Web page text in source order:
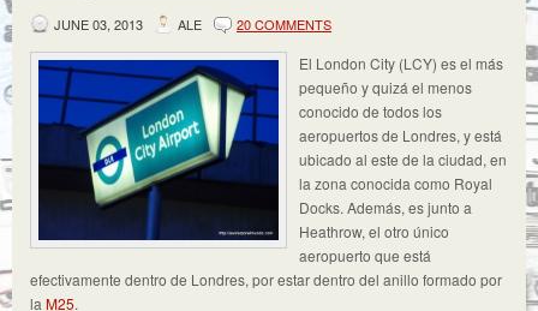
JUNE 03, 2013
ALE 20 COMMENTS
El London City (LCY) es el más
pequeño y quizá el menos
conocido de todos los
aeropuertos de Londres, y está
ubicado al este de la ciudad, en
la zona conocida como Royal
Docks. Además, es junto a
Heathrow, el otro único
aeropuerto que está
efectivamente dentro de Londres, por estar dentro del anillo formado por
la M25.